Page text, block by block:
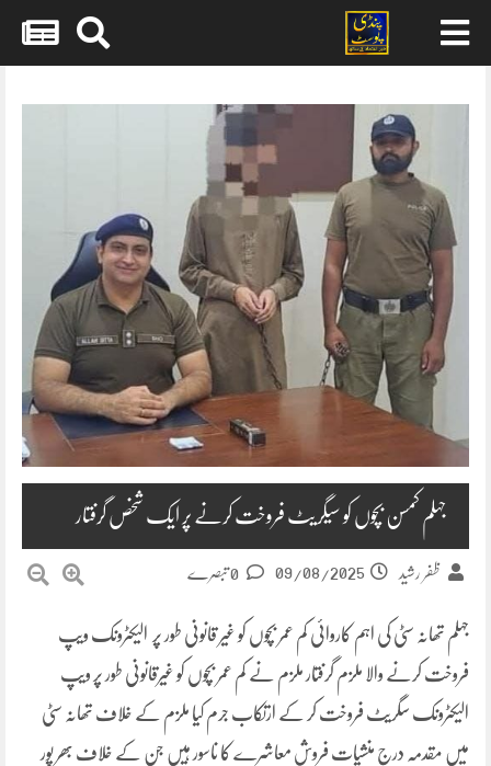
content
جہلم کمسن بچوں کو سیگریٹ فروخت کرنے پر ایک شخص گرفتار
ظفر رشید 09/08/2025
جہلم تھانہ سٹی کی اہم کاروائی کم عمر بچوں کو غیر قانونی طور پر الیکٹرونک ویپ
فروخت کرنے والا ملزم گرفتار ملزم نے کم عمر بچوں کو غیرقانونی طور پر ویپ
الیکٹرونک سگریٹ فروخت کر کے ارتکاب جرم کیا ملزم کے خلاف تھانہ سٹی
میں مقدمہ درج منشیات فروش معاشرے کا ناسور ہیں جن کے خلاف بھر پور